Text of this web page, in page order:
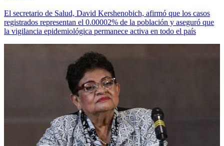
El secretario de Salud, David Kershenobich, afirmó que los casos
registrados representan el 0.00002% de la población y aseguró que
la vigilancia epidemiológica permanece activa en todo el país